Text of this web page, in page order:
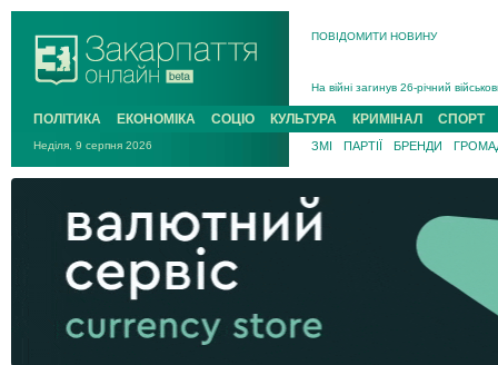
ПОВІДОМИТИ НОВИНУ
Інструктора районного ТЦК на
В Ужгороді попрощаються із
В Ужгороді 5 серпня
Підтвердили загибель
На війні з рф поліг військовий з
На війні загинув 26-річний
ПОЛІТИКА ЕКОНОМІКА СОЦІО КУЛЬТУРА КРИМІНАЛ СПОРТ
Неділя, 9 серпня 2026 ЗМІ ПАРТІЇ БРЕНДИ